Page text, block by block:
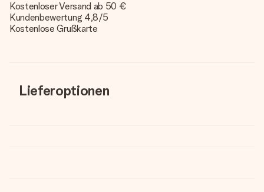
Kostenloser Versand ab 50 €
Kundenbewertung 4,8/5
Kostenlose Grußkarte
Lieferoptionen